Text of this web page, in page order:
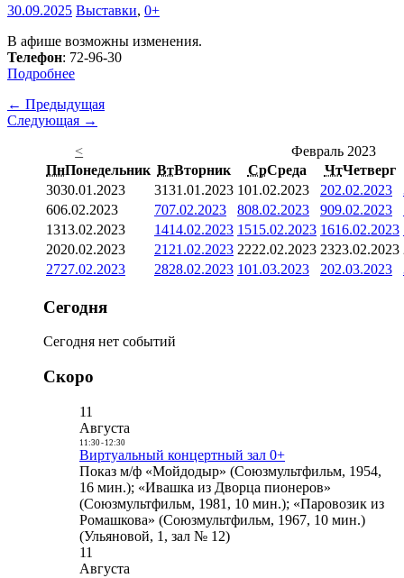
30.09.2025 Выставки, 0+
В афише возможны изменения.
Телефон: 72-96-30
Подробнее
← Предыдущая
Следующая →
<
Февраль 2023
ПнПонедельник ВтВторник СрСреда ЧтЧетверг
3030.01.2023 3131.01.2023 101.02.2023 202.02.2023
606.02.2023 707.02.2023 808.02.2023 909.02.2023
1313.02.2023 1414.02.2023 1515.02.2023 1616.02.2023
2020.02.2023 21 21.02.2023 2222.02.2023 2323.02.2023
2727.02.2023 2828.02.2023 101.03.2023 202.03.2023
Сегодня
Сегодня нет событий
Скоро
11
Августа
11:30- 12:30
Виртуальный концертный зал 0+
Показ м/ф «Мойдодыр» (Союзмультфильм, 1954,
16 мин.); «Ивашка из Дворца пионеров»
(Союзмультфильм, 1981, 10 мин.); «Паровозик из
Ромашкова» (Союзмультфильм, 1967, 10 мин.)
(Ульяновой, 1, зал № 12)
11
Августа